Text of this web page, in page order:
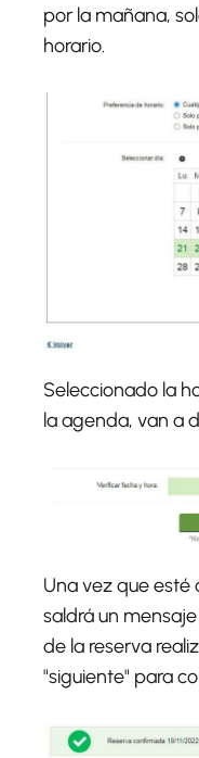
por la mañana,
horario.
Seleccionado la
la agenda, van a
Una vez que esté
saldrá un
de la reserva
"siguiente" para